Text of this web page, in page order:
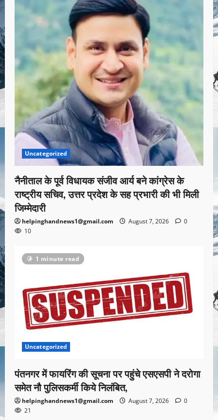
Uncategorized
नैनीताल के पूर्व विधायक संजीव आर्य बने कांग्रेस के
राष्ट्रीय सचिव, उत्तर प्रदेश के सह प्रभारी की भी मिली
जिम्मेदारी
helpinghandnews1@gmail.com August 7, 2026
0
10
1 minute read
Uncategorized
पंतनगर में फायरिंग की सूचना पर पहुंचे एसएसपी ने दरोगा
समेत नौ पुलिसकर्मी किये निलंबित,
helpinghandnews1@gmail.com August 7, 2026
0
21